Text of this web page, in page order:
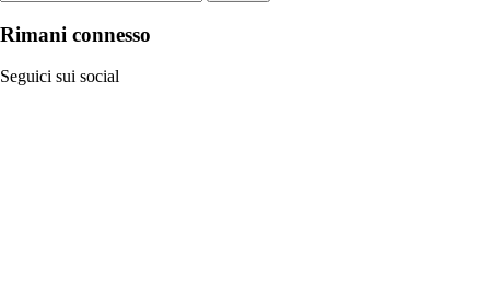
Rimani connesso
Seguici sui social